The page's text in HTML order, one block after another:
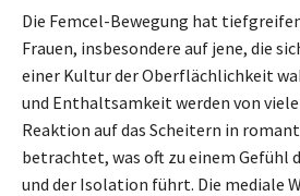
Die Femcel-Bewegung hat
Frauen, insbesondere auf jene, die
einer Kultur der Oberflächlichkeit
und Enthaltsamkeit werden von
Reaktion auf das Scheitern in
betrachtet, was oft zu einem Gefühl
und der Isolation führt. Die mediale